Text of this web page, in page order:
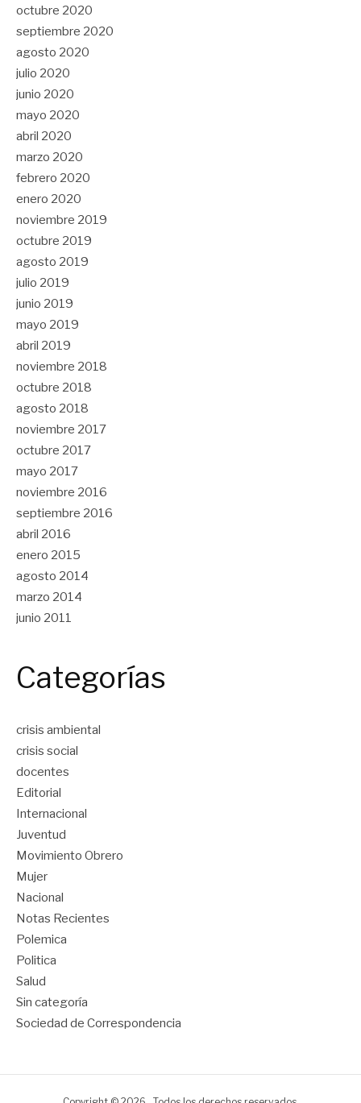
octubre 2020
septiembre 2020
agosto 2020
julio 2020
junio 2020
mayo 2020
abril 2020
marzo 2020
febrero 2020
enero 2020
noviembre 2019
octubre 2019
agosto 2019
julio 2019
junio 2019
mayo 2019
abril 2019
noviembre 2018
octubre 2018
agosto 2018
noviembre 2017
octubre 2017
mayo 2017
noviembre 2016
septiembre 2016
abril 2016
enero 2015
agosto 2014
marzo 2014
junio 2011
Categorías
crisis ambiental
crisis social
docentes
Editorial
Internacional
Juventud
Movimiento Obrero
Mujer
Nacional
Notas Recientes
Polemica
Politica
Salud
Sin categoría
Sociedad de Correspondencia